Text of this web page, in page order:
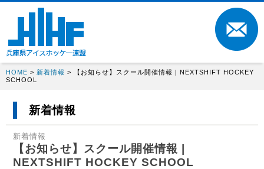
HOME > 新着情報 > 【お知らせ】スクール開催情報 | NEXTSHIFT HOCKEY
SCHOOL
新着情報
新着情報
【お知らせ】スクール開催情報 |
NEXTSHIFT HOCKEY SCHOOL